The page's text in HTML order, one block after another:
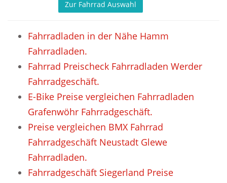
Zur Fahrrad Auswahl
Fahrradladen in der Nähe Hamm
Fahrradladen.
Fahrrad Preischeck Fahrradladen Werder
Fahrradgeschäft.
E-Bike Preise vergleichen Fahrradladen
Grafenwöhr Fahrradgeschäft.
Preise vergleichen BMX Fahrrad
Fahrradgeschäft Neustadt Glewe
Fahrradladen.
Fahrradgeschäft Siegerland Preise